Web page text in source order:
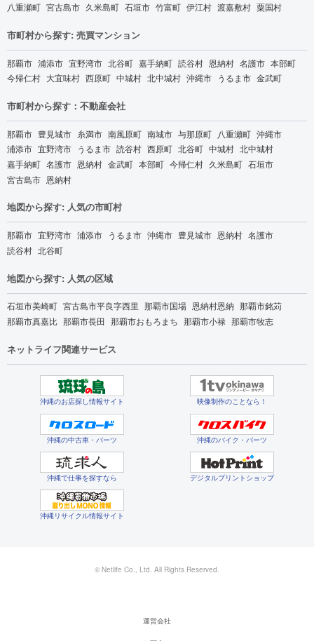
八重瀬町 宮古島市 久米島町 石垣市 竹富町 伊江村 渡嘉敷村 粟国村
市町村から探す: 売買マンション
那覇市 浦添市 宜野湾市 北谷町 嘉手納町 読谷村 恩納村 名護市 本部町
今帰仁村 大宜味村 西原町 中城村 北中城村 沖縄市 うるま市 金武町
市町村から探す：不動産会社
那覇市 豊見城市 糸満市 南風原町 南城市 与那原町 八重瀬町 沖縄市
浦添市 宜野湾市 うるま市 読谷村 西原町 北谷町 中城村 北中城村
嘉手納町 名護市 恩納村 金武町 本部町 今帰仁村 久米島町 石垣市
宮古島市 恩納村
地図から探す: 人気の市町村
那覇市 宜野湾市 浦添市 うるま市 沖縄市 豊見城市 恩納村 名護市
読谷村 北谷町
地図から探す: 人気の区域
石垣市美崎町 宮古島市平良字西里 那覇市国場 恩納村恩納 那覇市銘苅
那覇市真嘉比 那覇市長田 那覇市おもろまち 那覇市小禄 那覇市牧志
ネットライフ関連サービス
沖縄のお店探し情報サイト 映像制作のことなら！
沖縄の中古車・パーツ 沖縄のバイク・パーツ
沖縄で仕事を探すなら デジタルプリントショップ
沖縄リサイクル情報サイト
© Netlife Co., Ltd. All Rights Reserved.
運営会社